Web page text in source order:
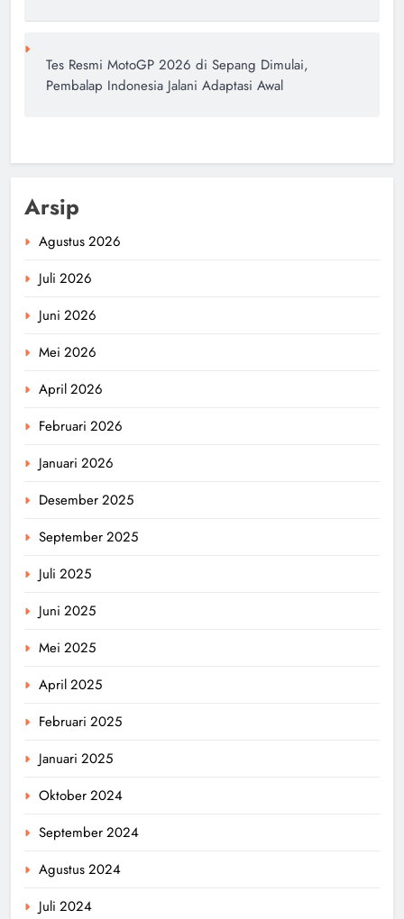
Tes Resmi MotoGP 2026 di Sepang Dimulai,
Pembalap Indonesia Jalani Adaptasi Awal
Arsip
Agustus 2026
Juli 2026
Juni 2026
Mei 2026
April 2026
Februari 2026
Januari 2026
Desember 2025
September 2025
Juli 2025
Juni 2025
Mei 2025
April 2025
Februari 2025
Januari 2025
Oktober 2024
September 2024
Agustus 2024
Juli 2024